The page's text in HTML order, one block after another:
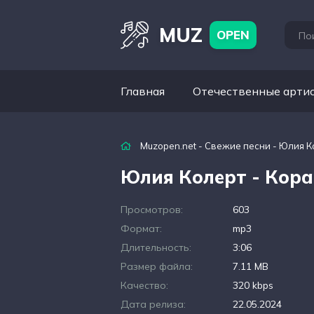
MUZ OPEN
Главная Отечественные
Muzopen.net - Свежие песни - Юлия
Юлия Колерт -
Просмотров:
603
Формат:
mp3
Длительность:
3:06
Размер файла:
7.11 MB
Качество:
320 kbps
Дата релиза:
22.05.2024